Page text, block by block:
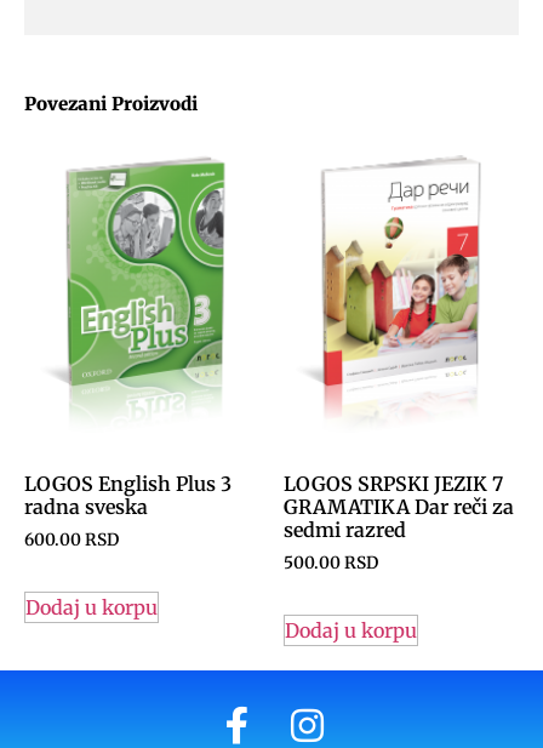
Povezani Proizvodi
LOGOS English Plus 3
radna sveska
600.00RSD
Dodaj u korpu
LOGOS SRPSKI JEZIK 7
GRAMATIKA Dar reči za
sedmi razred
500.00RSD
Dodaj u korpu